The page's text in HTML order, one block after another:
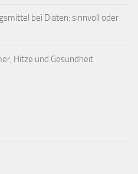
bei Diäten: sinnvoll oder
Hitze und Gesundheit